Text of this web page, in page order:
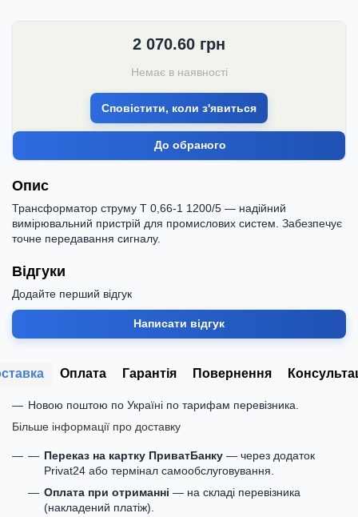
2 070.60 грн
Немає в наявності
Сповістити, коли з'явиться
До обраного
Опис
Трансформатор струму Т 0,66-1 1200/5 — надійний
вимірювальний пристрій для промислових систем. Забезпечує
точне передавання сигналу.
Відгуки
Додайте перший відгук
Написати відгук
Оплата Гарантія Повернення
Новою поштою по Україні по тарифам перевізника.
Більше інформації про доставку
Переказ на картку ПриватБанку — через додаток
Privat24 або термінал самообслуговування.
Оплата при отриманні — на складі перевізника
(накладений платіж).